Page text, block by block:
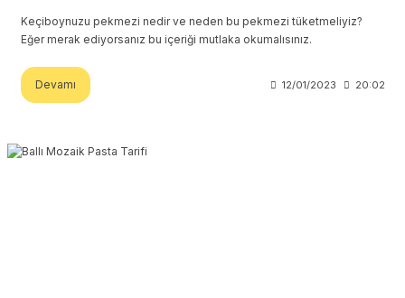
Keçiboynuzu pekmezi nedir ve neden bu pekmezi tüketmeliyiz?
Eğer merak ediyorsanız bu içeriği mutlaka okumalısınız.
Devamı 12/01/2023 20:02